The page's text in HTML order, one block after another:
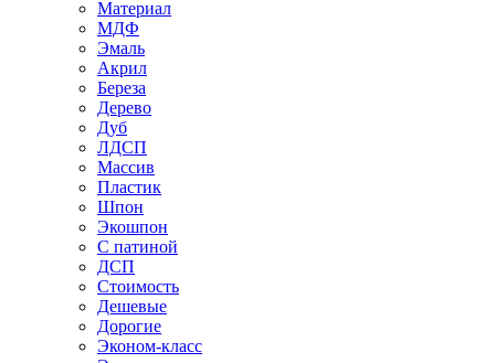
Материал
МДФ
Эмаль
Акрил
Береза
Дерево
Дуб
ЛДСП
Массив
Пластик
Шпон
Экошпон
С патиной
ДСП
Стоимость
Дешевые
Дорогие
Эконом-класс